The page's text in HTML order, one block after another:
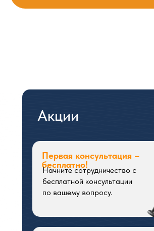
Акции
Первая консультация –
бесплатно!
Начните сотрудничество с
бесплатной консультации
по вашему вопросу.